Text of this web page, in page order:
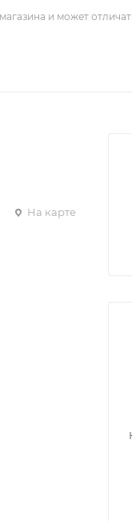
и может
На карте